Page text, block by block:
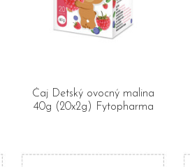
Čaj Detský ovocný malina
40g (20x2g) Fytopharma